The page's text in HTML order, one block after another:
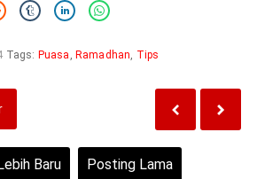
Tags: Puasa Ramadhan Tips
Baru Posting Lama